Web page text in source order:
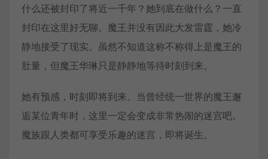
什么还被封印了将近一千年？她到底在做什么？一直
封印在这里好无聊。魔王并没有因此大发雷霆，她冷
静地接受了现实。虽然不知道这称不称得上是魔王的
肚量，但魔王华琳只是静静地等待时刻到来。
她有预感，时刻即将到来。当曾经统一世界的魔王邂
逅某位青年时，这里一定会变成非常热闹的迷宫吧。
魔族跟人类都可享受乐趣的迷宫，即将诞生。